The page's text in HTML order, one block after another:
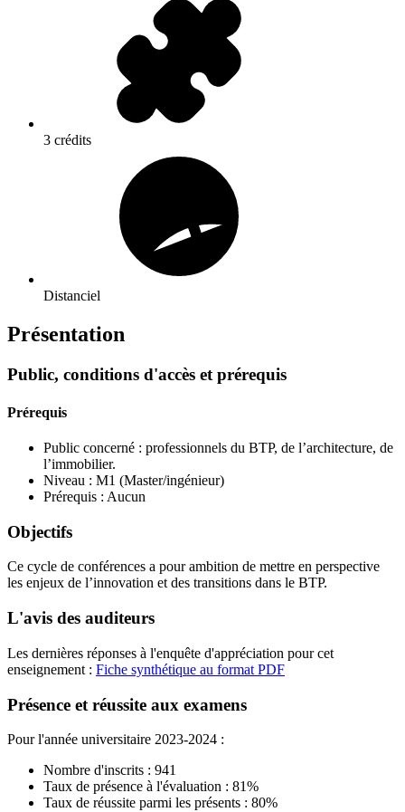
3 crédits
Distanciel
Présentation
Public, conditions d'accès et prérequis
Prérequis
Public concerné : professionnels du BTP, de l’architecture, de
l’immobilier.
Niveau : M1 (Master/ingénieur)
Prérequis : Aucun
Objectifs
Ce cycle de conférences a pour ambition de mettre en perspective
les enjeux de l’innovation et des transitions dans le BTP.
L'avis des auditeurs
Les dernières réponses à l'enquête d'appréciation pour cet
enseignement : Fiche synthétique au format PDF
Présence et réussite aux examens
Pour l'année universitaire 2023-2024 :
Nombre d'inscrits : 941
Taux de présence à l'évaluation : 81%
Taux de réussite parmi les présents : 80%